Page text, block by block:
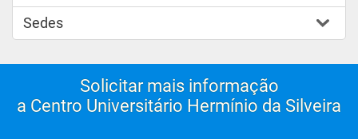
Sedes
Solicitar mais informação
a Centro Universitário Hermínio da Silveira